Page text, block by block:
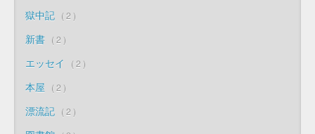
獄中記 2
新書 2
エッセイ 2
本屋 2
漂流記 2